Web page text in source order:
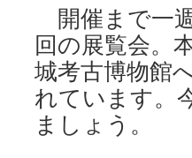
開催まで一
回の展覧会。
城考古博物館
れています。
ましょう。